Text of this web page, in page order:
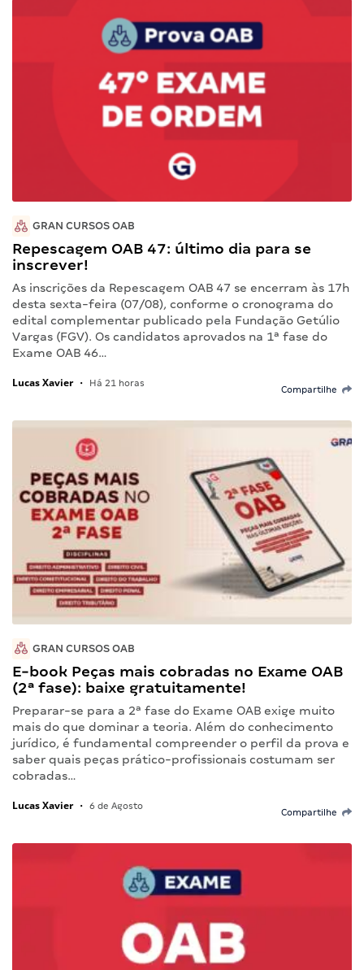
GRAN CURSOS OAB
Repescagem OAB 47: último dia para se
inscrever!
As inscrições da Repescagem OAB 47 se encerram às 17h
desta sexta-feira (07/08), conforme o cronograma do
edital complementar publicado pela Fundação Getúlio
Vargas (FGV). Os candidatos aprovados na 1ª fase do
Exame OAB 46…
Lucas Xavier • Há 21 horas
Compartilhe
GRAN CURSOS OAB
E-book Peças mais cobradas no Exame OAB
(2ª fase): baixe gratuitamente!
Preparar-se para a 2ª fase do Exame OAB exige muito
mais do que dominar a teoria. Além do conhecimento
jurídico, é fundamental compreender o perfil da prova e
saber quais peças prático-profissionais costumam ser
cobradas…
Lucas Xavier • 6 de Agosto
Compartilhe